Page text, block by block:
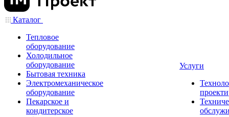
Каталог
Тепловое
оборудование
Холодильное
оборудование
Бытовая техника
Электромеханическое
оборудование
Пекарское и
кондитерское
Услуги